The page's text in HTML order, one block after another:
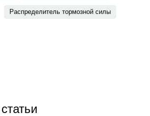
Распределитель тормозной силы